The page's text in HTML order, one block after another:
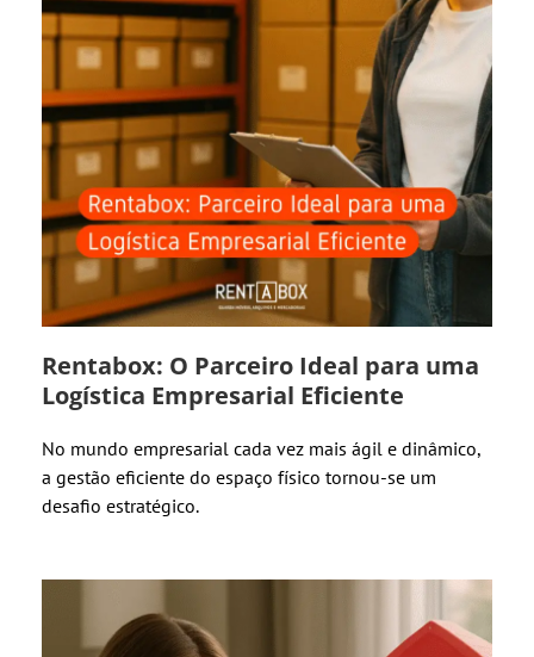
Rentabox: O Parceiro Ideal para uma
Logística Empresarial Eficiente
No mundo empresarial cada vez mais ágil e dinâmico,
a gestão eficiente do espaço físico tornou-se um
desafio estratégico.